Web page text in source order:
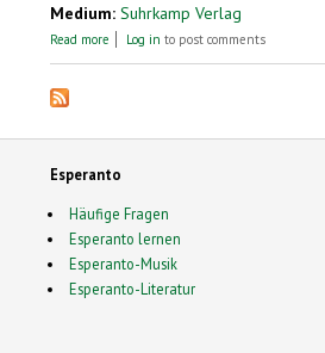
Medium: Suhrkamp Verlag
Read more about Die Bienen und das Unsichtbare
Log in to post comments
Esperanto
Häufige Fragen
Esperanto lernen
Esperanto-Musik
Esperanto-Literatur